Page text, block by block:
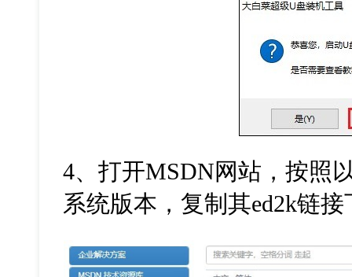
4、打开MSDN网站，按照
系统版本，复制其ed2k链接